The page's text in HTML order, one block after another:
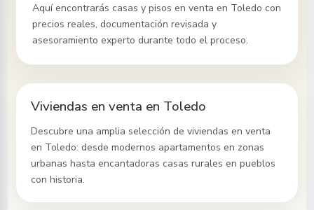
Aquí encontrarás casas y pisos en venta en Toledo con
precios reales, documentación revisada y
asesoramiento experto durante todo el proceso.
Viviendas en venta en Toledo
Descubre una amplia selección de viviendas en venta
en Toledo: desde modernos apartamentos en zonas
urbanas hasta encantadoras casas rurales en pueblos
con historia.